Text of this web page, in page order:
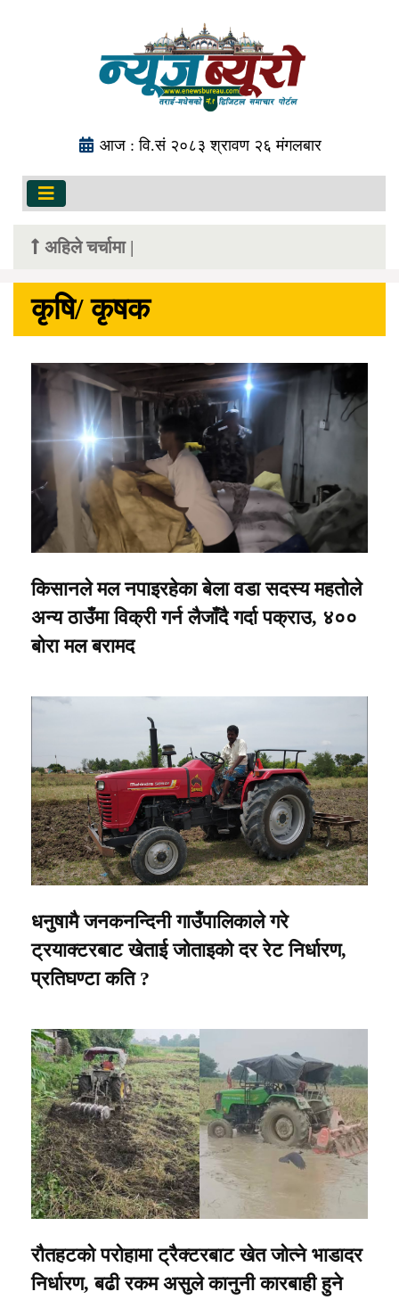
आज : वि.सं २०८३ श्रावण २६ मंगलबार
अहिले चर्चामा |
कृषि/ कृषक
किसानले मल नपाइरहेका बेला वडा सदस्य महतोले
अन्य ठाउँमा विक्री गर्न लैजाँदै गर्दा पक्राउ, ४००
बोरा मल बरामद
धनुषामै जनकनन्दिनी गाउँपालिकाले गरे
ट्रयाक्टरबाट खेताई जोताइको दर रेट निर्धारण,
प्रतिघण्टा कति ?
रौतहटको परोहामा ट्रैक्टरबाट खेत जोत्ने भाडादर
निर्धारण, बढी रकम असुले कानुनी कारबाही हुने